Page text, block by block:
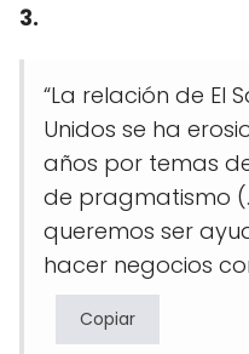
3.
“La relación de El
Unidos se ha
años por temas
de pragmatismo
queremos ser
hacer negocios
Copiar